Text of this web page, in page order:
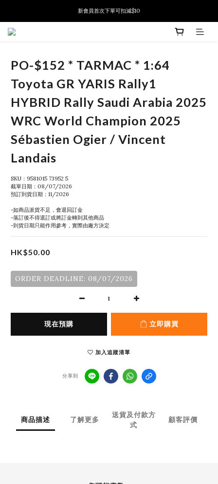
新會員首次下單可扣減$10
新會員首次下單可扣減$10
PO-$152 * TARMAC * 1:64
Toyota GR YARIS Rally1
HYBRID Rally Saudi Arabia 2025
WRC World Champion 2025
Sébastien Ogier / Vincent
Landais
SKU：9581015 73952 5
截單日期：08/07/2026
預訂到貨日期：11/2026
-如商品派貨不足，會退回訂金
-落訂後不得退訂或將訂金轉到其他商品
-到貨日期只能作用參考，實際由廠方決定
HK$50.00
ORDER DEADLINE: 08/07/2026
現在預購 立即購買
加入追蹤清單
分享到
商品描述 了解更多
送貨及付款方
式
顧客評價